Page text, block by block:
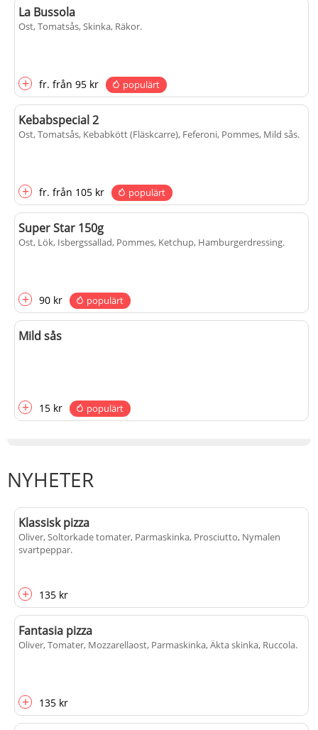
La Bussola
Ost, Tomatsås, Skinka, Räkor.
+ fr. från 95 kr populärt
Kebabspecial 2
Ost, Tomatsås, Kebabkött (Fläskcarre), Feferoni, Pommes, Mild sås.
+ fr. från 105 kr populärt
Super Star 150g
Ost, Lök, Isbergssallad, Pommes, Ketchup, Hamburgerdressing.
+ 90 kr populärt
Mild sås
+ 15 kr populärt
NYHETER
Klassisk pizza
Oliver, Soltorkade tomater, Parmaskinka, Prosciutto, Nymalen
svartpeppar.
+ 135 kr
Fantasia pizza
Oliver, Tomater, Mozzarellaost, Parmaskinka, Äkta skinka, Ruccola.
+ 135 kr